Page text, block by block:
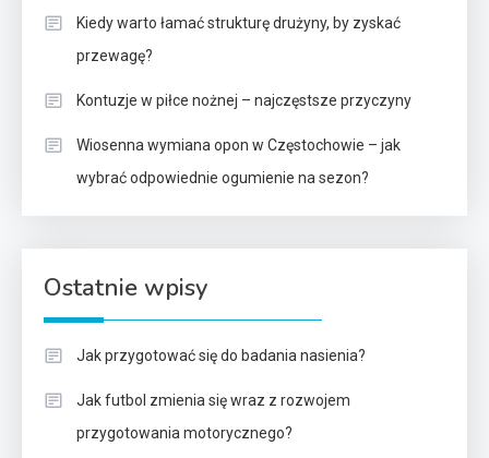
Kiedy warto łamać strukturę drużyny, by zyskać
przewagę?
Kontuzje w piłce nożnej – najczęstsze przyczyny
Wiosenna wymiana opon w Częstochowie – jak
wybrać odpowiednie ogumienie na sezon?
Ostatnie wpisy
Jak przygotować się do badania nasienia?
Jak futbol zmienia się wraz z rozwojem
przygotowania motorycznego?